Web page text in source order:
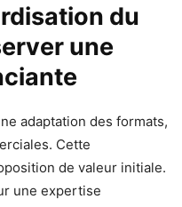
du
une
adaptation des formats,
Cette
de valeur initiale.
une expertise